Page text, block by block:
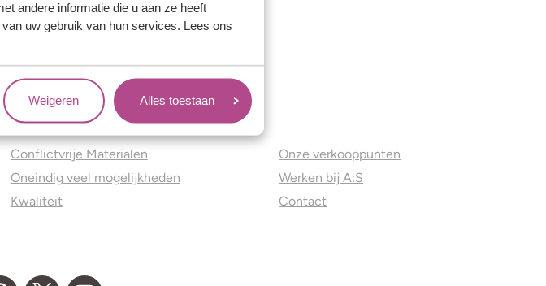
andere informatie die u aan ze heeft
uw gebruik van hun services. Lees ons
Weigeren Alles toestaan
Jouw voordelen
Conflictvrije Materialen
Oneindig veel mogelijkheden
Kwaliteit
Onze verkooppunten
Werken bij A:S
Contact